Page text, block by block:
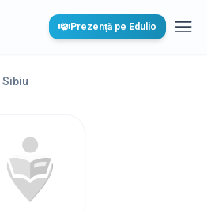
Prezență pe Edulio
Sibiu